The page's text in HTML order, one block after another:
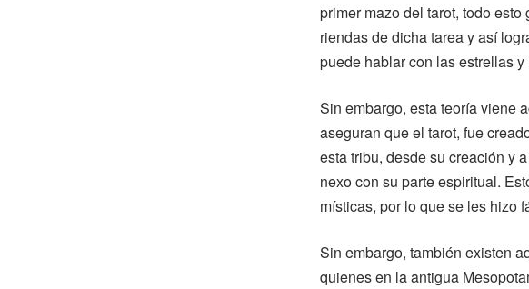
primer mazo del tarot, todo
riendas de dicha tarea y así
puede hablar con las estrellas
Sin embargo, esta teoría viene
aseguran que el tarot, fue
esta tribu, desde su creación y
nexo con su parte espiritual.
místicas, por lo que se les hizo
Sin embargo, también existen
quienes en la antigua